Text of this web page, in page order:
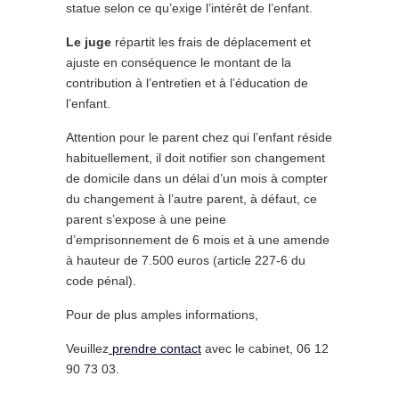
statue selon ce qu’exige l’intérêt de l’enfant.
Le juge répartit les frais de déplacement et
ajuste en conséquence le montant de la
contribution à l’entretien et à l’éducation de
l’enfant.
Attention pour le parent chez qui l’enfant réside
habituellement, il doit notifier son changement
de domicile dans un délai d’un mois à compter
du changement à l’autre parent, à défaut, ce
parent s’expose à une peine
d’emprisonnement de 6 mois et à une amende
à hauteur de 7.500 euros (article 227-6 du
code pénal).
Pour de plus amples informations,
Veuillez prendre contact avec le cabinet, 06 12
90 73 03.